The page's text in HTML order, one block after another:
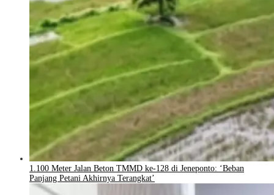
1.100 Meter Jalan Beton TMMD ke-128 di Jeneponto: ‘Beban
Panjang Petani Akhirnya Terangkat’